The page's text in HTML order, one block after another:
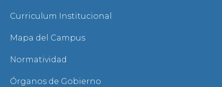
Curriculum Institucional
Mapa del Campus
Normatividad
Órganos de Gobierno